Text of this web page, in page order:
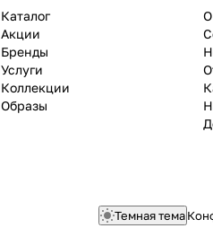
Каталог
Акции
Бренды
Услуги
Коллекции
Образы
Темная тема